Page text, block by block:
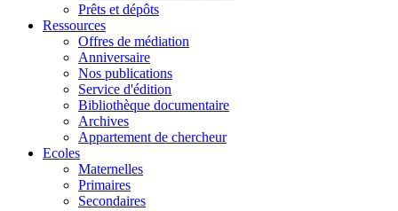
Prêts et dépôts
Ressources
Offres de médiation
Anniversaire
Nos publications
Service d'édition
Bibliothèque documentaire
Archives
Appartement de chercheur
Ecoles
Maternelles
Primaires
Secondaires